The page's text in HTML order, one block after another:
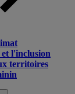
l'inclusion
territoires